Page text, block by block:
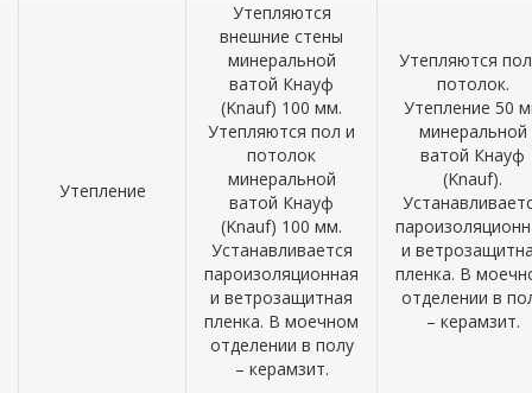
Утепление
Утепляются
внешние стены
минеральной
ватой Кнауф
(Knauf) 100 мм.
Утепляются пол и
потолок
минеральной
ватой Кнауф
(Knauf) 100 мм.
Устанавливается
пароизоляционная
и ветрозащитная
пленка. В моечном
отделении в полу
– керамзит.
Утепляются
потолок.
Утепление 50
минеральной
ватой Кнауф
(Knauf).
и
пленка. В
отделении в
– керамзит.